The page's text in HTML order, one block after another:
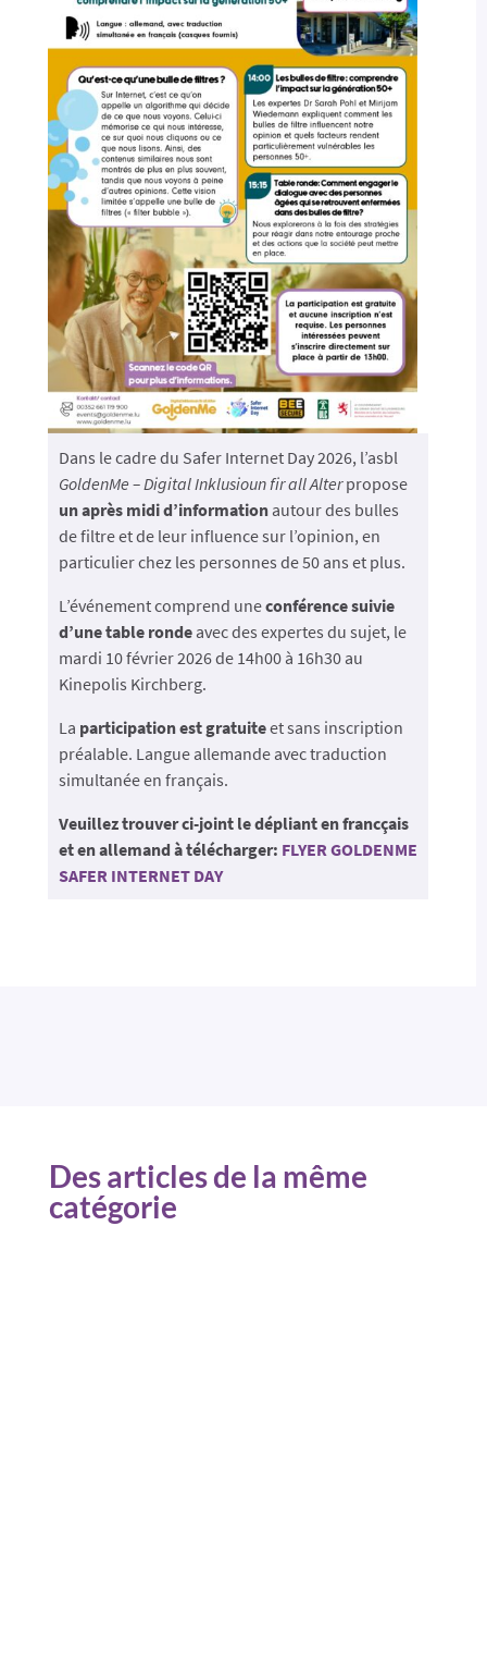
Dans le cadre du Safer Internet Day 2026, l’asbl
GoldenMe – Digital Inklusioun fir all Alterpropose
un après midi d’informationautour des bulles
de filtre et de leur influence sur l’opinion, en
particulier chez les personnes de 50 ans et plus.
L’événement comprend uneconférence suivie
d’une table rondeavec des expertes du sujet, le
mardi 10 février 2026 de 14h00 à 16h30 au
Kinepolis Kirchberg.
La participation est gratuiteet sans inscription
préalable. Langue allemande avec traduction
simultanée en français.
Veuillez trouver ci-joint le dépliant en francçais
et en allemand à télécharger: FLYER GOLDENME
SAFER INTERNET DAY
Des articles de la même
catégorie